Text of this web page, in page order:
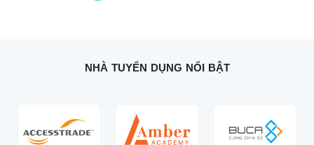
NHÀ TUYỂN DỤNG NỔI BẬT